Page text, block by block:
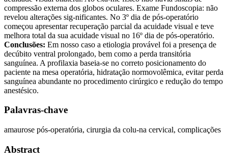
compressão externa dos globos oculares. Exame Fundoscopia: não
revelou alterações sig-nificantes. No 3º dia de pós-operatório
começou apresentar recuperação parcial da acuidade visual e teve
melhora total da sua acuidade visual no 16º dia de pós-operatório.
Conclusões: Em nosso caso a etiologia provável foi a presença de
decúbito ventral prolongado, bem como a perda transitória
sanguínea. A profilaxia baseia-se no correto posicionamento do
paciente na mesa operatória, hidratação normovolêmica, evitar perda
sanguínea abundante no procedimento cirúrgico e redução do tempo
anestésico.
Palavras-chave
amaurose pós-operatória, cirurgia da colu-na cervical, complicações
Abstract